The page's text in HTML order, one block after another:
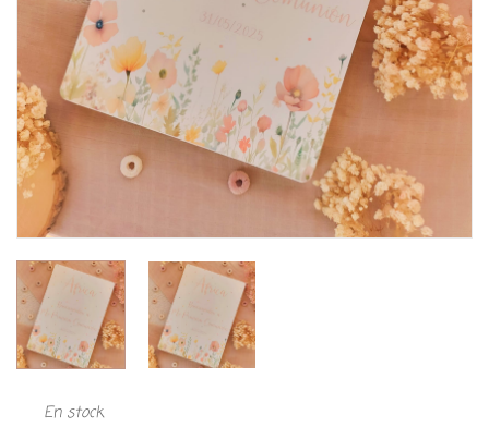
En stock